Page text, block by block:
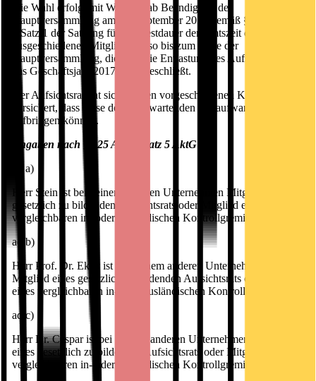
Die Wahl erfolgt mit Wirkung ab Beendigung der
Hauptversammlung am 15. September 2016 gemäß § 13 Absatz
4 Satz 1 der Satzung für die Restdauer der Amtszeit der
ausgeschiedenen Mitglieder, also bis zum Ende der
Hauptversammlung, die über die Entlastung des Aufsichtsrats für
das Geschäftsjahr 2017/2018 beschließt.
Der Aufsichtsrat hat sich bei den vorgeschlagenen Kandidaten
versichert, dass diese den zu erwartenden Zeitaufwand
aufbringen können.
Angaben nach § 125 Abs. 1 Satz 5 AktG
ad a)
Herr Stein ist bei keinem anderen Unternehmen Mitglied eines
gesetzlich zu bildenden Aufsichtsrats oder Mitglied eines
vergleichbaren in- oder ausländischen Kontrollgremiums.
ad b)
Herr Prof. Dr. Ekey ist bei keinem anderen Unternehmen
Mitglied eines gesetzlich zu bildenden Aufsichtsrats oder Mitglied
eines vergleichbaren in- oder ausländischen Kontrollgremiums.
ad c)
Herr Dr. Caspar ist bei keinem anderen Unternehmen Mitglied
eines gesetzlich zu bildenden Aufsichtsrats oder Mitglied eines
vergleichbaren in- oder ausländischen Kontrollgremiums.